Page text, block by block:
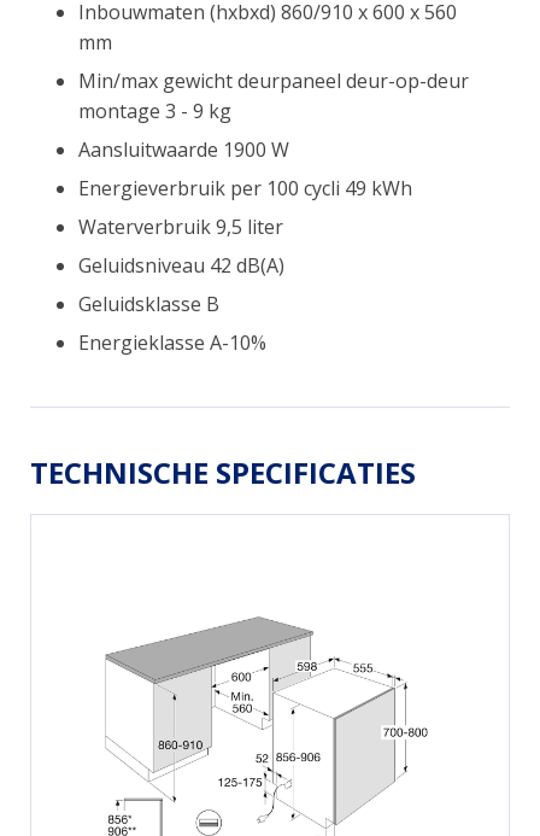
Inbouwmaten (hxbxd) 860/910 x 600 x 560
mm
Min/max gewicht deurpaneel deur-op-deur
montage 3 - 9 kg
Aansluitwaarde 1900 W
Energieverbruik per 100 cycli 49 kWh
Waterverbruik 9,5 liter
Geluidsniveau 42 dB(A)
Geluidsklasse B
Energieklasse A-10%
TECHNISCHE SPECIFICATIES